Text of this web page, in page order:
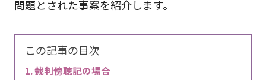
問題とされた事案を紹介します。
この記事の目次
裁判傍聴記の場合